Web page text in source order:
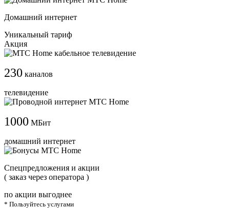
Домашний интернет
Уникальный тариф
Акция
230 каналов
телевидение
1000 МБит
домашний интернет
Cпецпредложения и акции
( заказ через оператора )
по акции выгоднее
* Пользуйтесь услугами